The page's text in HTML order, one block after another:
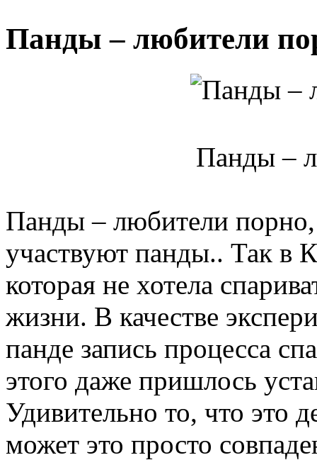
Панды – любители
Панды –
Панды – любители порно,
участвуют панды.. Так в
которая не хотела
жизни. В качестве
панде запись процесса
этого даже пришлось
Удивительно то, что это
может это просто